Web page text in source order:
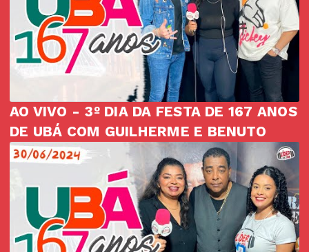
AO VIVO - 3º DIA DA FESTA DE 167 ANOS
DE UBÁ COM GUILHERME E BENUTO